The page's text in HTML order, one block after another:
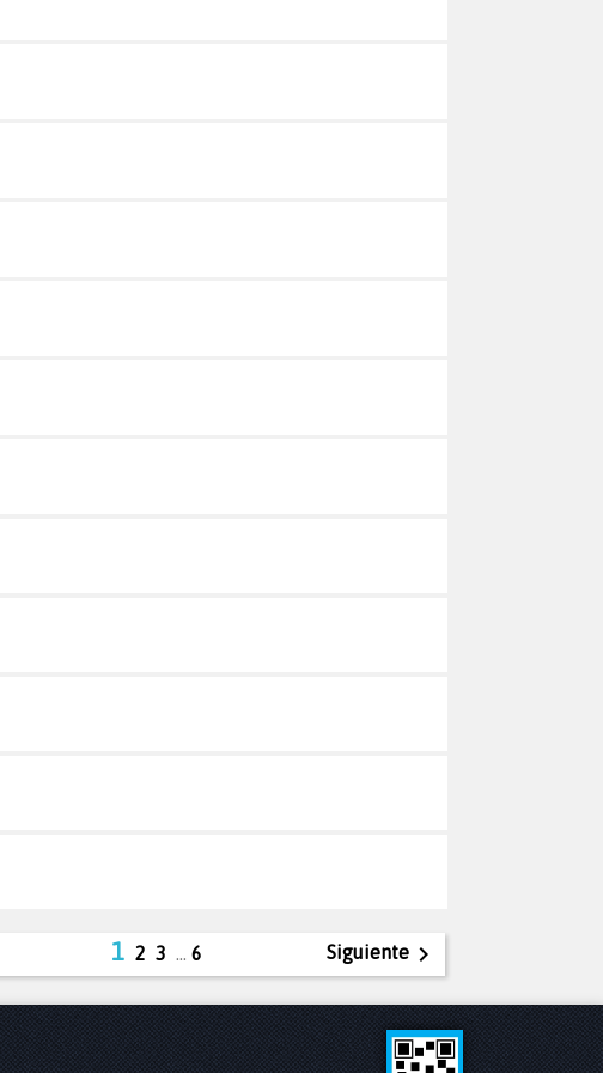
123… 6 Siguiente